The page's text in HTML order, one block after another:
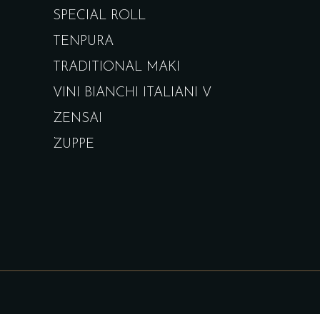
SPECIAL ROLL
TENPURA
TRADITIONAL MAKI
VINI BIANCHI ITALIANI V
ZENSAI
ZUPPE